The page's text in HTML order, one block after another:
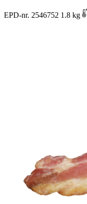
EPD-nr. 2546752 1.8 kg